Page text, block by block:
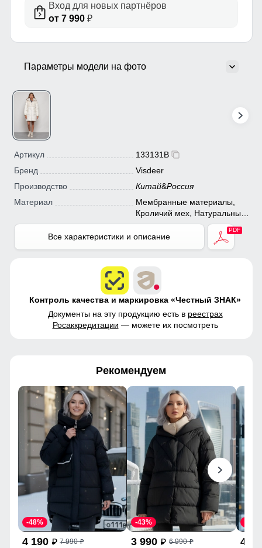
Вход для новых партнёров
от 7 990₽
Параметры модели на фото
Артикул
133131B
Бренд
Visdeer
Производство
Китай&Россия
Материал
Мембранные материалы,
Кроличий мех, Натуральные
материалы, Полиэстер,
Плащевка, Тефлон, Ткань,
Экологичные материалы
Все характеристики и описание
Контроль качества и маркировка «Честный ЗНАК»
Документы на эту продукцию есть в реестрах
Росаккредитации — можете их посмотреть
Рекомендуем
4 190 p 7 990p
-48%
3 990 p 6 990p
-43%
4